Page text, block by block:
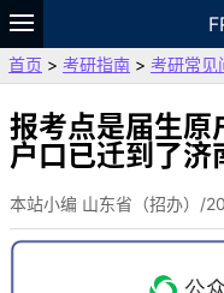
题库
故事 专题
VIP
资料
首页 > 考研指南 > 考研常见
报考点是届生原
户口已迁到了济
本站小编 山东省（招办）/